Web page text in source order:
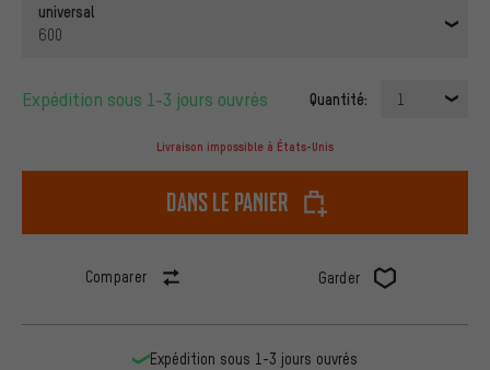
universal
600
Expédition sous 1-3 jours ouvrés Quantité: 1
Livraison impossible à États-Unis
dans le panier
Comparer Garder
Expédition sous 1-3 jours ouvrés